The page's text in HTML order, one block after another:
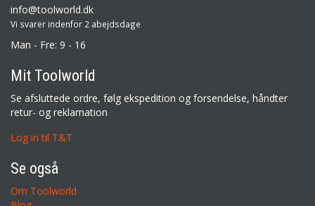
info@toolworld.dk
Vi svarer indenfor 2 abejdsdage
Man - Fre: 9 - 16
Mit Toolworld
Se afsluttede ordre, følg ekspedition og forsendelse, håndter
retur- og reklamation
Log in til T&T
Se også
Om Toolworld